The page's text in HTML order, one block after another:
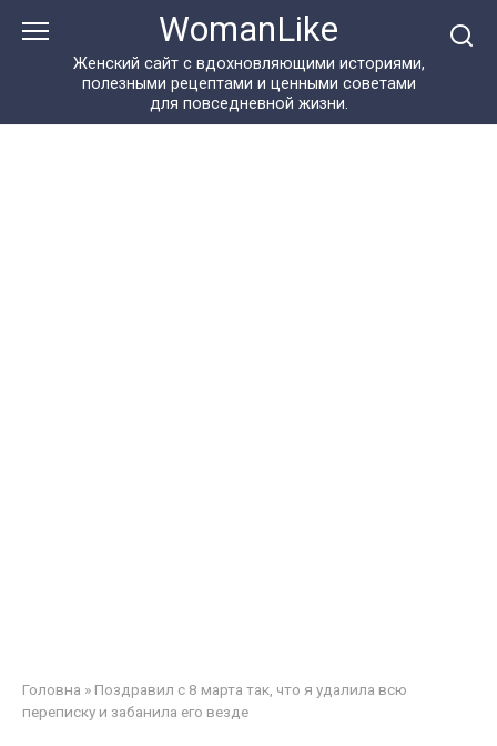
WomanLike
Женский сайт с вдохновляющими историями,
полезными рецептами и ценными советами
для повседневной жизни.
Головна » Поздравил с 8 марта так, что я удалила всю
переписку и забанила его везде